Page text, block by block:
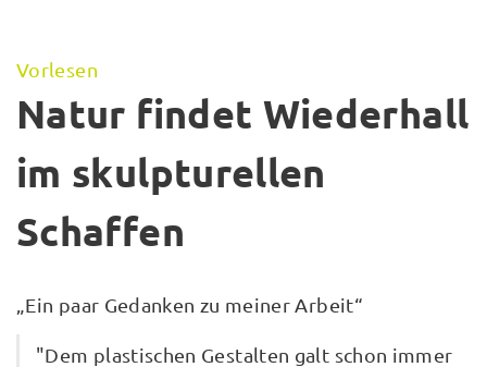
Vorlesen
Natur findet Wiederhall
im skulpturellen
Schaffen
„Ein paar Gedanken zu meiner Arbeit“
"Dem plastischen Gestalten galt schon immer